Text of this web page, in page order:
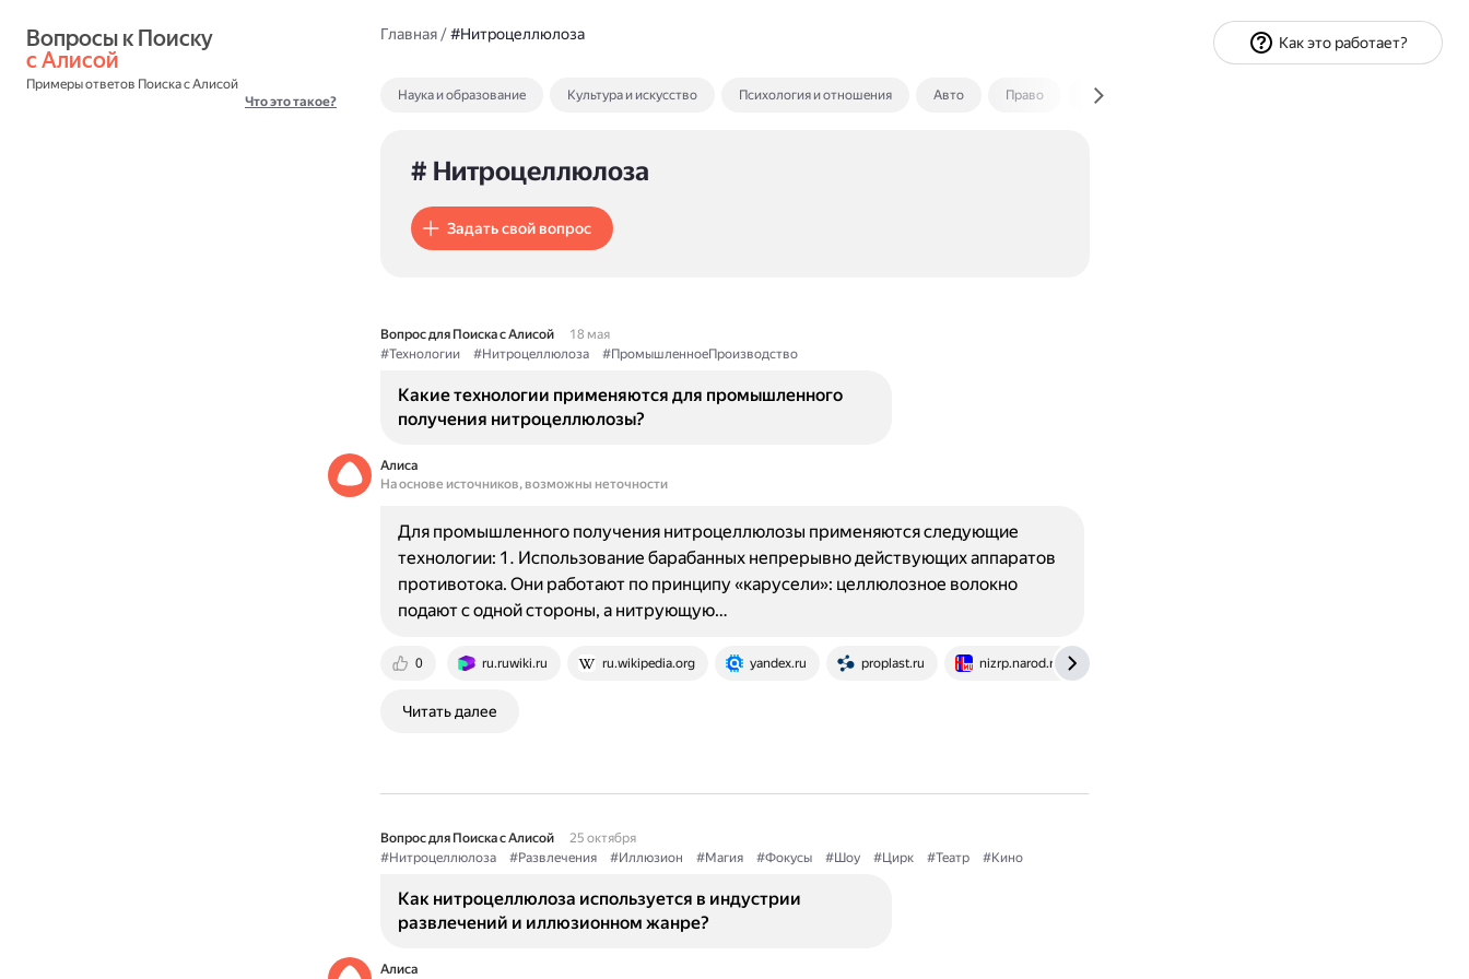
с Алисой
Примеры ответов Поиска с Алисой
Что это такое?
Главная/#Нитроцеллюлоза
Наука и образование Культура и искусство Психология и отношения Авто Право Экономика и финансы
# Нитроцеллюлоза
Задать свой вопрос
Вопрос для Поиска с Алисой
18 мая
#Технологии
#Нитроцеллюлоза #ПромышленноеПроизводство
Какие технологии применяются для промышленного
получения нитроцеллюлозы?
Алиса
На основе источников, возможны неточности
0 ru.ruwiki.ru ru.wikipedia.org yandex.ru proplast.ru nizrp.narod.ru
Для промышленного получения нитроцеллюлозы применяются следующие
технологии: 1. Использование барабанных непрерывно действующих аппаратов
противотока. Они работают по принципу «карусели»: целлюлозное волокно
подают с одной стороны, а нитрующую…
Читать далее
Вопрос для Поиска с Алисой
25 октября
#Нитроцеллюлоза
#Развлечения #Иллюзион #Магия #Фокусы #Шоу #Цирк #Театр #Кино
Как нитроцеллюлоза используется в индустрии
развлечений и иллюзионном жанре?
Алиса
Как это работает?